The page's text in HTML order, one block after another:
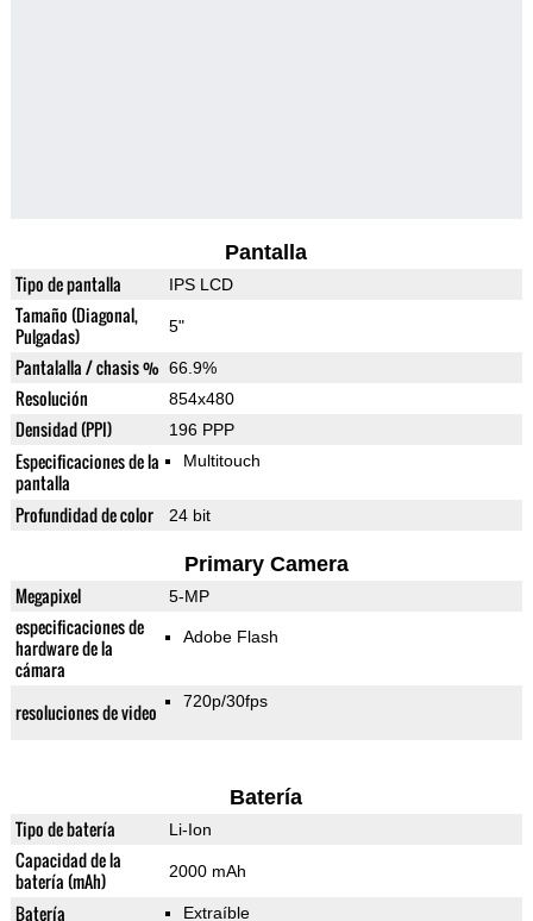
Pantalla
Tipo de pantalla IPS LCD
Tamaño (Diagonal,
Pulgadas)
5"
Pantalalla / chasis % 66.9%
Resolución 854x480
Densidad (PPI) 196 PPP
Especificaciones de la
pantalla
Multitouch
Profundidad de color 24 bit
Primary Camera
Megapixel 5-MP
especificaciones de
hardware de la
cámara
Adobe Flash
resoluciones de video 720p/30fps
Batería
Tipo de batería Li-Ion
Capacidad de la
batería (mAh)
2000 mAh
Batería Extraíble